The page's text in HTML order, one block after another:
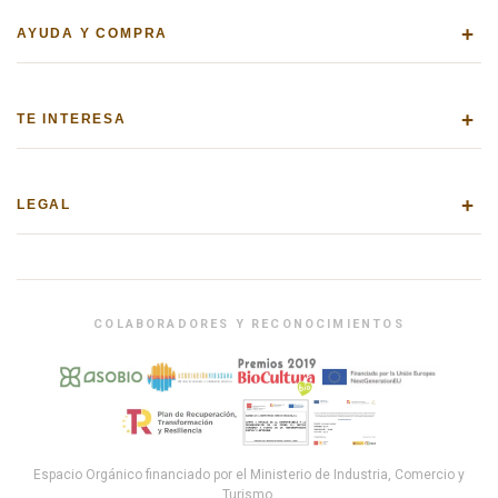
AYUDA Y COMPRA +
TE INTERESA +
LEGAL +
COLABORADORES Y RECONOCIMIENTOS
Espacio Orgánico financiado por el Ministerio de Industria, Comercio y
Turismo.